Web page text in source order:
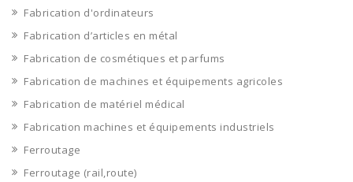
Fabrication d'ordinateurs
Fabrication d’articles en métal
Fabrication de cosmétiques et parfums
Fabrication de machines et équipements agricoles
Fabrication de matériel médical
Fabrication machines et équipements industriels
Ferroutage
Ferroutage (rail,route)